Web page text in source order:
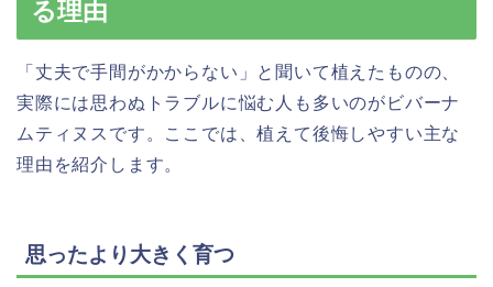
る理由
「丈夫で手間がかからない」と聞いて植えたものの、
実際には思わぬトラブルに悩む人も多いのがビバーナ
ムティヌスです。ここでは、植えて後悔しやすい主な
理由を紹介します。
思ったより大きく育つ